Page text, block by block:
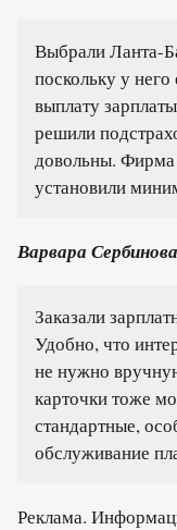
Выбрали Ланта-
поскольку у
выплату
решили
довольны.
установили
Варвара
Заказали
Удобно, что
не нужно
карточки тоже
стандартные,
обслуживание
Реклама.